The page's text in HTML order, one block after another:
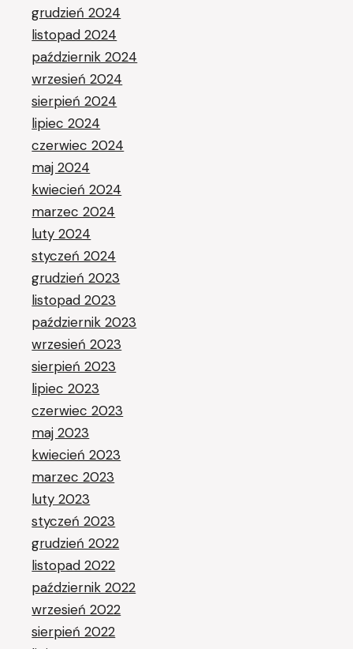
grudzień 2024
listopad 2024
październik 2024
wrzesień 2024
sierpień 2024
lipiec 2024
czerwiec 2024
maj 2024
kwiecień 2024
marzec 2024
luty 2024
styczeń 2024
grudzień 2023
listopad 2023
październik 2023
wrzesień 2023
sierpień 2023
lipiec 2023
czerwiec 2023
maj 2023
kwiecień 2023
marzec 2023
luty 2023
styczeń 2023
grudzień 2022
listopad 2022
październik 2022
wrzesień 2022
sierpień 2022